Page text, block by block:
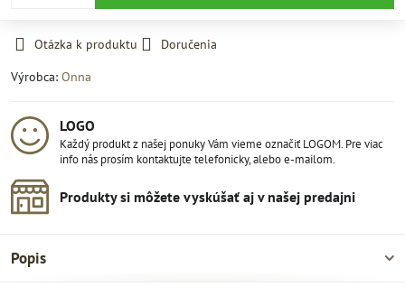
Otázka k produktu
Doručenia
Výrobca: Onna
LOGO
Každý produkt z našej ponuky Vám vieme označiť LOGOM. Pre viac
info nás prosím kontaktujte telefonicky, alebo e-mailom.
Produkty si môžete vyskúšať aj v našej predajni
Popis